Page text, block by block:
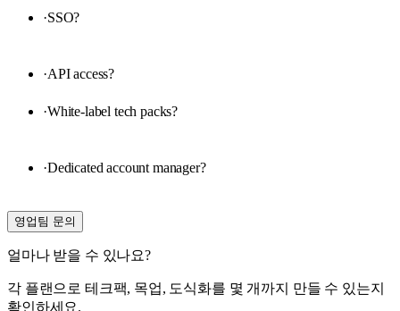
·SSO?
·API access?
·White-label tech packs?
·Dedicated account manager?
영업팀 문의
얼마나 받을 수 있나요?
각 플랜으로 테크팩, 목업, 도식화를 몇 개까지 만들 수 있는지
확인하세요.